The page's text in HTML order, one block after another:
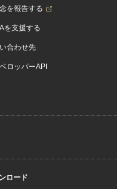
を報告する
を支援する
合わせ先
ロッパーAPI
ロード